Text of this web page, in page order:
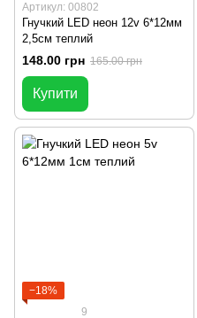
Артикул: 00802
Гнучкий LED неон 12v 6*12мм
2,5см теплий
148.00 грн 165.00 грн
Купити
−18%
9